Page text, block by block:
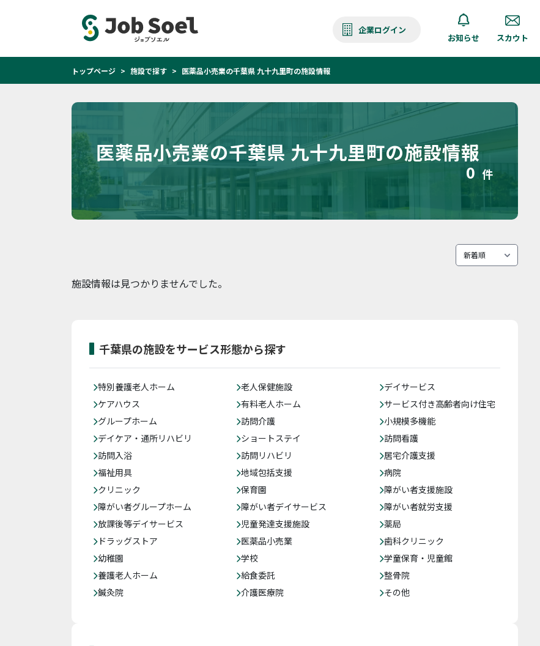
企業ログイン
お知らせ スカウト
トップページ 施設で探す 医薬品小売業の千葉県 九十九里町の施設情報
医薬品小売業の千葉県 九十九里町の施設情報
0 件
施設情報は見つかりませんでした。
千葉県の施設をサービス形態から探す
特別養護老人ホーム 老人保健施設
デイサービス
ケアハウス
有料老人ホーム
サービス付き高齢者向け住宅
グループホーム
訪問介護
小規模多機能
デイケア・通所リハビリ
ショートステイ
訪問看護
訪問入浴
訪問リハビリ
居宅介護支援
福祉用具
地域包括支援
病院
クリニック
保育園
障がい者支援施設
障がい者グループホーム
障がい者デイサービス
障がい者就労支援
放課後等デイサービス
児童発達支援施設
薬局
ドラッグストア
医薬品小売業
歯科クリニック
幼稚園
学校
学童保育・児童館
養護老人ホーム
給食委託
整骨院
鍼灸院
介護医療院 その他